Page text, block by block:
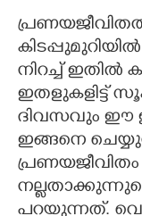
നിറച്ച് ഇതിൽ
ഇതളുകളിട്ട്
ദിവസവും ഈ
ഇങ്ങനെ
പറയുന്നത്.